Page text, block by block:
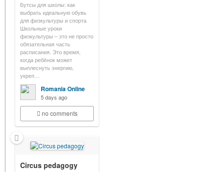
Бутсы для школы: как
выбрать идеальную обувь
для физкультуры и спорта
Школьные уроки
физкультуры – это не просто
обязательная часть
расписания. Это время,
когда ребёнок может
выплеснуть энергию,
укреп…
Romania Online
5 days ago
no comments
Circus pedagogy